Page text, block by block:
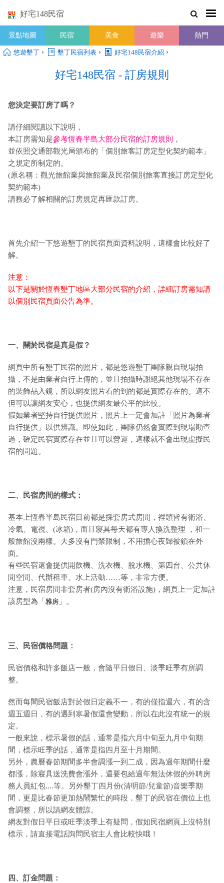
好宅148民宿
景點地圖 民宿 美食 遊樂 熱門
悠遊墾丁 › 墾丁民宿列表 › 好宅148民宿介紹 ›
好宅148民宿 - 訂房規則
您決定要訂房了嗎？
請仔細閱讀以下說明，
本訂房需知是參考恆春半島大部分民宿的訂房規則
，
並依照交通部觀光局頒布的「個別旅客訂房定型化契約範本」
之規定所制定的。
(原名稱：觀光旅館業與旅館業及民宿個別旅客直接訂房定型化
契約範本)
請務必了解相關的訂房規定再匯款訂房。
首先介紹一下悠遊墾丁的民宿頁面資料說明，這樣會比較好了
解。
注意：
以下是關於恆春墾丁地區大部分民宿的介紹，詳細訂房需知請
以個別民宿頁面公告為準。
一、關於民宿是真是假？
網頁中所有墾丁民宿的照片，都是悠遊墾丁團隊親自現場拍
攝，不是由業者自行上傳的，並且拍攝時謝絕其他現場不存在
的裝飾品入鏡，所以網友照片看的到的都是實際存在的。這不
但可以讓網友安心，也提供網友最公平的比較。
假如業者堅持自行提供照片，照片上一定會加註「照片為業者
自行提供」以供辨識。即使如此，團隊仍然會實際到現場勘查
過，確定民宿實際存在並且可以營運，這樣就不會出現虛擬民
宿的問題。
二、民宿房間的樣式：
基本上恆春半島民宿目前都是採套房式房間，裡頭皆有衛浴、
冷氣、電視、(冰箱)，而且寢具每天都有專人換洗整理 ，和一
般旅館沒兩樣。大多沒有門禁限制，不用擔心夜歸被鎖在外
面。
有些民宿還會提供開飲機、洗衣機、脫水機、第四台、公共休
閒空間、代辦租車、水上活動……等，非常方便。
注意，民宿房間非套房者(房內沒有衛浴設施)，網頁上一定加註
該房型為「 雅房 」。
三、民宿價格問題：
民宿價格和許多飯店一般，會隨平日假日、淡季旺季有所調
整。
然而每間民宿飯店對於假日定義不一，有的僅指週六，有的含
週五週日，有的遇到寒暑假還會變動，所以在此沒有統一的規
定。
一般來說，標示暑假的話，通常是指六月中旬至九月中旬期
間，標示旺季的話，通常是指四月至十月期間。
另外，農曆春節期間多半會調漲一到二成，因為過年期間什麼
都漲，除寢具送洗費會漲外，還要包給過年無法休假的外聘房
務人員紅包....等。另外墾丁四月份(清明節/兒童節)音樂季期
間，更是比春節更加熱鬧繁忙的時段，墾丁的民宿在價位上也
會調整，所以請網友體諒。
網友對假日平日或旺季淡季上有疑問，假如民宿網頁上沒特別
標示，請直接電話詢問民宿主人會比較快哦！
四、訂金問題：